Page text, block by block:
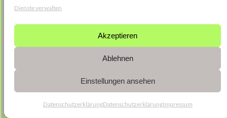
Dienste verwalten
Akzeptieren
Ablehnen
Einstellungen ansehen
DatenschutzerklärungDatenschutzerklärungImpressum